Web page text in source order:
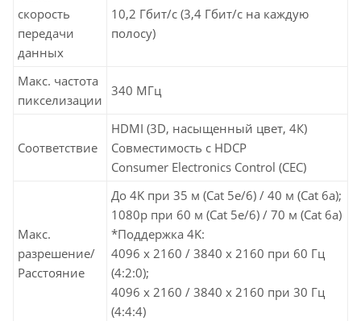
скорость
передачи
данных
10,2 Гбит/с (3,4 Гбит/с на каждую
полосу)
Макс. частота
пикселизации
340 MГц
Соответствие
HDMI (3D, насыщенный цвет, 4К)
Совместимость с HDCP
Consumer Electronics Control (CEC)
Макс.
разрешение/
Расстояние
До 4K при 35 м (Cat 5e/6) / 40 м (Cat 6a);
1080p при 60 м (Cat 5e/6) / 70 м (Cat 6a)
*Поддержка 4K:
4096 x 2160 / 3840 x 2160 при 60 Гц
(4:2:0);
4096 x 2160 / 3840 x 2160 при 30 Гц
(4:4:4)